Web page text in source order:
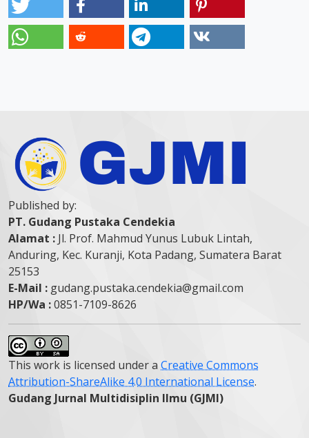
Published by:
PT. Gudang Pustaka Cendekia
Alamat : Jl. Prof. Mahmud Yunus Lubuk Lintah,
Anduring, Kec. Kuranji, Kota Padang, Sumatera Barat
25153
E-Mail : gudang.pustaka.cendekia@gmail.com
HP/Wa :0851-7109-8626
This work is licensed under a Creative Commons
Attribution-ShareAlike 4.0 International License.
Gudang Jurnal Multidisiplin Ilmu (GJMI)